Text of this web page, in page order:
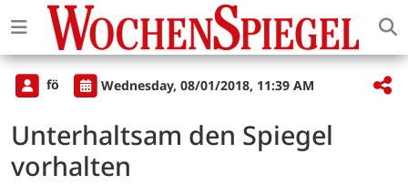
fö Wednesday, 08/01/2018, 11:39 AM
Unterhaltsam den Spiegel
vorhalten